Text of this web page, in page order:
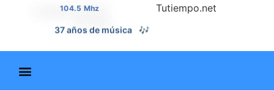
104.5 Mhz
37 años de noticias 📰
Tutiempo.net